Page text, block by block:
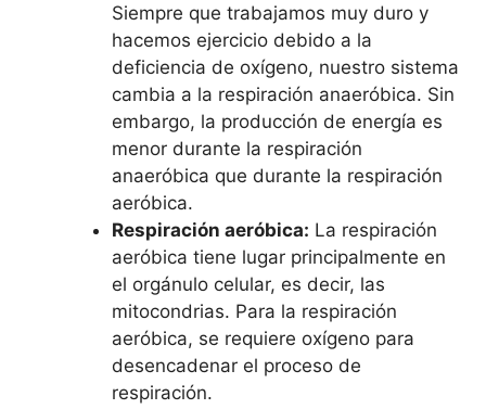
Siempre que trabajamos muy duro y
hacemos ejercicio debido a la
deficiencia de oxígeno, nuestro sistema
cambia a la respiración anaeróbica. Sin
embargo, la producción de energía es
menor durante la respiración
anaeróbica que durante la respiración
aeróbica.
Respiración aeróbica: La respiración
aeróbica tiene lugar principalmente en
el orgánulo celular, es decir, las
mitocondrias. Para la respiración
aeróbica, se requiere oxígeno para
desencadenar el proceso de
respiración.